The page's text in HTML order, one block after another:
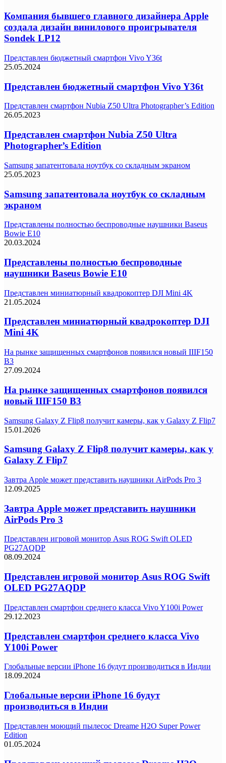
Компания бывшего главного дизайнера Apple
создала дизайн винилового проигрывателя
Sondek LP12
Представлен бюджетный смартфон Vivo Y36t
25.05.2024
Представлен бюджетный смартфон Vivo Y36t
Представлен смартфон Nubia Z50 Ultra Photographer’s Edition
26.05.2023
Представлен смартфон Nubia Z50 Ultra
Photographer’s Edition
Samsung запатентовала ноутбук со складным экраном
25.05.2023
Samsung запатентовала ноутбук со складным
экраном
Представлены полностью беспроводные наушники Baseus
Bowie E10
20.03.2024
Представлены полностью беспроводные
наушники Baseus Bowie E10
Представлен миниатюрный квадрокоптер DJI Mini 4K
21.05.2024
Представлен миниатюрный квадрокоптер DJI
Mini 4K
На рынке защищенных смартфонов появился новый IIIF150
B3
27.09.2024
На рынке защищенных смартфонов появился
новый IIIF150 B3
Samsung Galaxy Z Flip8 получит камеры, как у Galaxy Z Flip7
15.01.2026
Samsung Galaxy Z Flip8 получит камеры, как у
Galaxy Z Flip7
Завтра Apple может представить наушники AirPods Pro 3
12.09.2025
Завтра Apple может представить наушники
AirPods Pro 3
Представлен игровой монитор Asus ROG Swift OLED
PG27AQDP
08.09.2024
Представлен игровой монитор Asus ROG Swift
OLED PG27AQDP
Представлен смартфон среднего класса Vivo Y100i Power
29.12.2023
Представлен смартфон среднего класса Vivo
Y100i Power
Глобальные версии iPhone 16 будут производиться в Индии
18.09.2024
Глобальные версии iPhone 16 будут
производиться в Индии
Представлен моющий пылесос Dreame H2O Super Power
Edition
01.05.2024